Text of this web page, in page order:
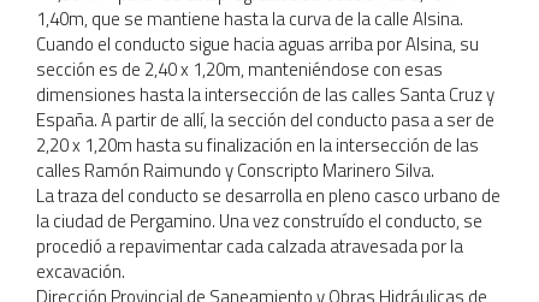
1,40m, que se mantiene hasta la curva de la calle Alsina.
Cuando el conducto sigue hacia aguas arriba por Alsina, su
sección es de 2,40 x 1,20m, manteniéndose con esas
dimensiones hasta la intersección de las calles Santa Cruz y
España. A partir de allí, la sección del conducto pasa a ser de
2,20 x 1,20m hasta su finalización en la intersección de las
calles Ramón Raimundo y Conscripto Marinero Silva.
La traza del conducto se desarrolla en pleno casco urbano de
la ciudad de Pergamino. Una vez construído el conducto, se
procedió a repavimentar cada calzada atravesada por la
excavación.
Dirección Provincial de Saneamiento y Obras Hidráulicas de